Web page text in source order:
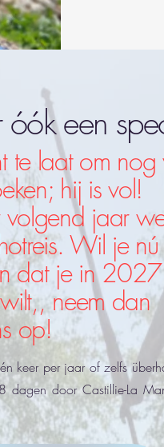
óók een
te laat om
hij is vol!
volgend jaar
Wil je
dat je in
neem dan
op!
keer per jaar of zelfs
dagen door Castillie-La